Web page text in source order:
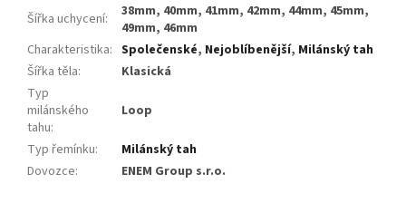
Šířka uchycení:
38mm, 40mm, 41mm, 42mm, 44mm, 45mm,
49mm, 46mm
Charakteristika: Společenské, Nejoblíbenější, Milánský tah
Šířka těla:
Klasická
Typ
milánského
tahu:
Loop
Typ řemínku:
Milánský tah
Dovozce: ENEM Group s.r.o.